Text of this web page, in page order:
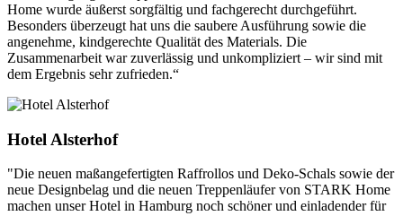
Home wurde äußerst sorgfältig und fachgerecht durchgeführt.
Besonders überzeugt hat uns die saubere Ausführung sowie die
angenehme, kindgerechte Qualität des Materials. Die
Zusammenarbeit war zuverlässig und unkompliziert – wir sind mit
dem Ergebnis sehr zufrieden.“
Hotel Alsterhof
"Die neuen maßangefertigten Raffrollos und Deko-Schals sowie der
neue Designbelag und die neuen Treppenläufer von STARK Home
machen unser Hotel in Hamburg noch schöner und einladender für